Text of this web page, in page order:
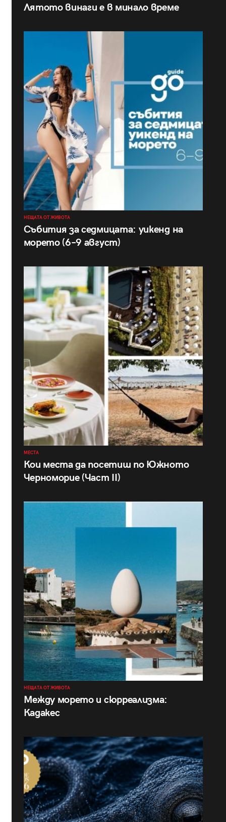
Лятото винаги е в минало време
НЕЩАТА ОТ ЖИВОТА
Събития за седмицата: уикенд на
морето (6–9 август)
МЕСТА
Кои места да посетиш по Южното
Черноморие (Част II)
НЕЩАТА ОТ ЖИВОТА
Между морето и сюрреализма:
Кадакес